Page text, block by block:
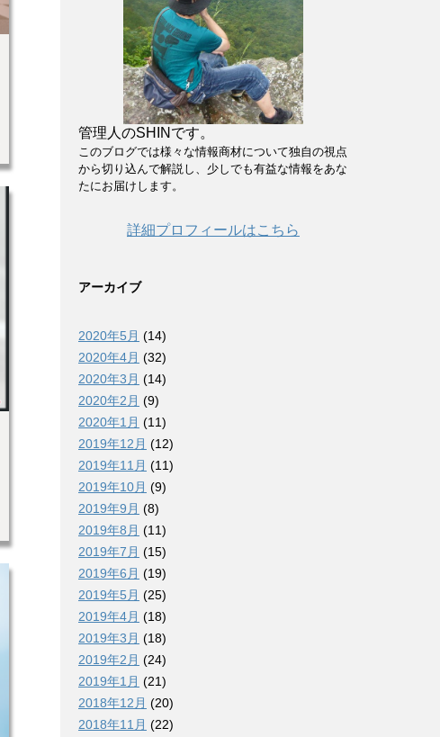
管理人のSHINです。
このブログでは様々な情報商材について独自の視点
から切り込んで解説し、少しでも有益な情報をあな
たにお届けします。
詳細プロフィールはこちら
アーカイブ
2020年5月 (14)
2020年4月 (32)
2020年3月 (14)
2020年2月 (9)
2020年1月 (11)
2019年12月 (12)
2019年11月 (11)
2019年10月 (9)
2019年9月 (8)
2019年8月 (11)
2019年7月 (15)
2019年6月 (19)
2019年5月 (25)
2019年4月 (18)
2019年3月 (18)
2019年2月 (24)
2019年1月 (21)
2018年12月 (20)
2018年11月 (22)